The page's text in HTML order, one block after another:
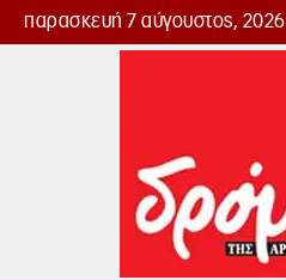
παρασκευή 7 αύγουστος, 2026
Δρόμος